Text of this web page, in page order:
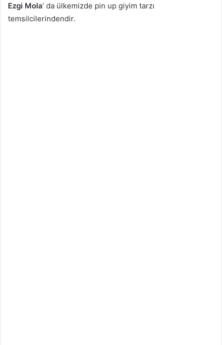
Ezgi Mola’ da ülkemizde pin up giyim tarzı
temsilcilerindendir.